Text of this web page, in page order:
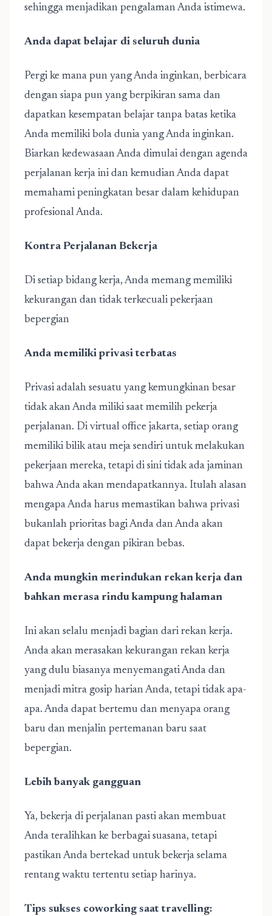
sehingga menjadikan pengalaman Anda istimewa.
Anda dapat belajar di seluruh dunia
Pergi ke mana pun yang Anda inginkan, berbicara
dengan siapa pun yang berpikiran sama dan
dapatkan kesempatan belajar tanpa batas ketika
Anda memiliki bola dunia yang Anda inginkan.
Biarkan kedewasaan Anda dimulai dengan agenda
perjalanan kerja ini dan kemudian Anda dapat
memahami peningkatan besar dalam kehidupan
profesional Anda.
Kontra Perjalanan Bekerja
Di setiap bidang kerja, Anda memang memiliki
kekurangan dan tidak terkecuali pekerjaan
bepergian
Anda memiliki privasi terbatas
Privasi adalah sesuatu yang kemungkinan besar
tidak akan Anda miliki saat memilih pekerja
perjalanan. Di virtual office jakarta, setiap orang
memiliki bilik atau meja sendiri untuk melakukan
pekerjaan mereka, tetapi di sini tidak ada jaminan
bahwa Anda akan mendapatkannya. Itulah alasan
mengapa Anda harus memastikan bahwa privasi
bukanlah prioritas bagi Anda dan Anda akan
dapat bekerja dengan pikiran bebas.
Anda mungkin merindukan rekan kerja dan
bahkan merasa rindu kampung halaman
Ini akan selalu menjadi bagian dari rekan kerja.
Anda akan merasakan kekurangan rekan kerja
yang dulu biasanya menyemangati Anda dan
menjadi mitra gosip harian Anda, tetapi tidak apa-
apa. Anda dapat bertemu dan menyapa orang
baru dan menjalin pertemanan baru saat
bepergian.
Lebih banyak gangguan
Ya, bekerja di perjalanan pasti akan membuat
Anda teralihkan ke berbagai suasana, tetapi
pastikan Anda bertekad untuk bekerja selama
rentang waktu tertentu setiap harinya.
Tips sukses coworking saat travelling: